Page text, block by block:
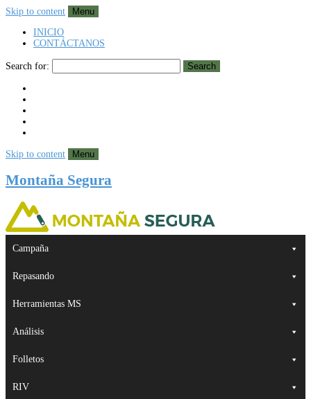
Skip to content
Menu
INICIO
CONTÁCTANOS
Search for: Search
Skip to content Menu
Montaña Segura
Campaña
Repasando
Herramientas MS
Análisis
Folletos
RIV